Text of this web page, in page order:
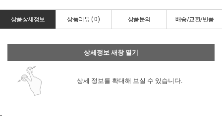
상품상세정보 상품리뷰 ( 0) 상품문의 배송/교환/반품
상세정보 새창 열기
상세 정보를 확대해 보실 수 있습니다.